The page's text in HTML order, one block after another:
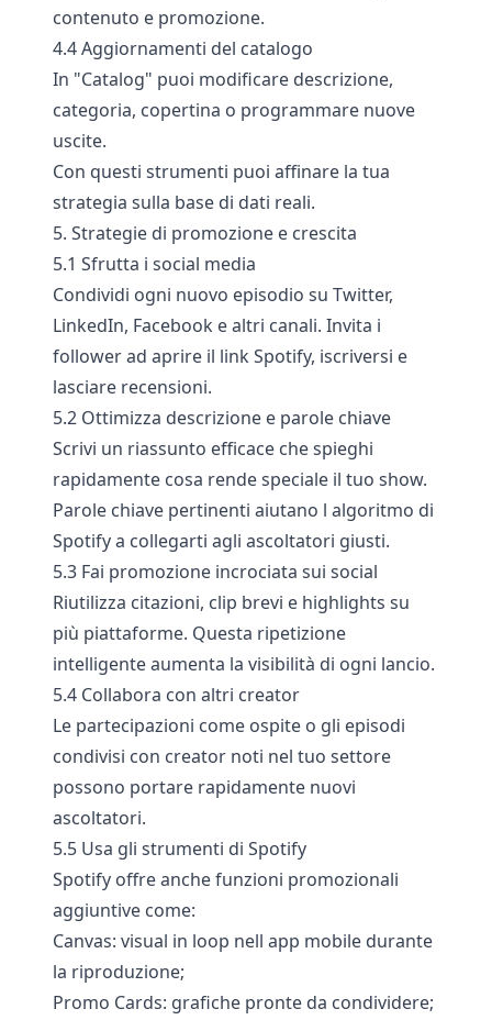
contenuto e promozione.
4.4 Aggiornamenti del catalogo
In "Catalog" puoi modificare descrizione,
categoria, copertina o programmare nuove
uscite.
Con questi strumenti puoi affinare la tua
strategia sulla base di dati reali.
5. Strategie di promozione e crescita
5.1 Sfrutta i social media
Condividi ogni nuovo episodio su Twitter,
LinkedIn, Facebook e altri canali. Invita i
follower ad aprire il link Spotify, iscriversi e
lasciare recensioni.
5.2 Ottimizza descrizione e parole chiave
Scrivi un riassunto efficace che spieghi
rapidamente cosa rende speciale il tuo show.
Parole chiave pertinenti aiutano l algoritmo di
Spotify a collegarti agli ascoltatori giusti.
5.3 Fai promozione incrociata sui social
Riutilizza citazioni, clip brevi e highlights su
più piattaforme. Questa ripetizione
intelligente aumenta la visibilità di ogni lancio.
5.4 Collabora con altri creator
Le partecipazioni come ospite o gli episodi
condivisi con creator noti nel tuo settore
possono portare rapidamente nuovi
ascoltatori.
5.5 Usa gli strumenti di Spotify
Spotify offre anche funzioni promozionali
aggiuntive come:
Canvas: visual in loop nell app mobile durante
la riproduzione;
Promo Cards: grafiche pronte da condividere;